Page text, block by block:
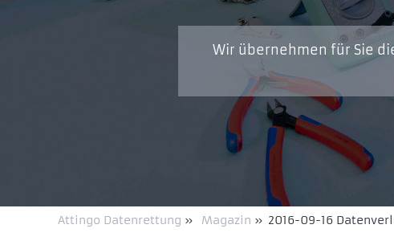
Wir übernehmen für Sie
Attingo Datenrettung » Magazin » 2016-09-16